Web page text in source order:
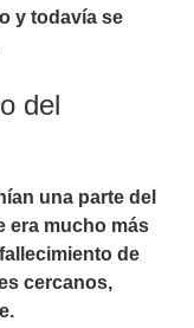
y todavía se
del
una parte del
era mucho más
fallecimiento de
cercanos,